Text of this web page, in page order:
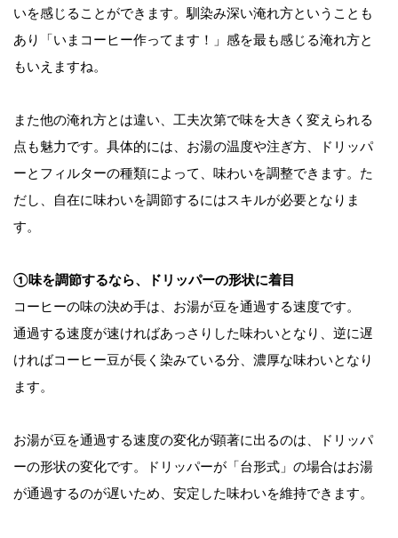
いを感じることができます。馴染み深い淹れ方ということも
あり「いまコーヒー作ってます！」感を最も感じる淹れ方と
もいえますね。
また他の淹れ方とは違い、工夫次第で味を大きく変えられる
点も魅力です。具体的には、お湯の温度や注ぎ方、ドリッパ
ーとフィルターの種類によって、味わいを調整できます。た
だし、自在に味わいを調節するにはスキルが必要となりま
す。
①味を調節するなら、ドリッパーの形状に着目
コーヒーの味の決め手は、お湯が豆を通過する速度です。
通過する速度が速ければあっさりした味わいとなり、逆に遅
ければコーヒー豆が長く染みている分、濃厚な味わいとなり
ます。
お湯が豆を通過する速度の変化が顕著に出るのは、ドリッパ
ーの形状の変化です。ドリッパーが「台形式」の場合はお湯
が通過するのが遅いため、安定した味わいを維持できます。